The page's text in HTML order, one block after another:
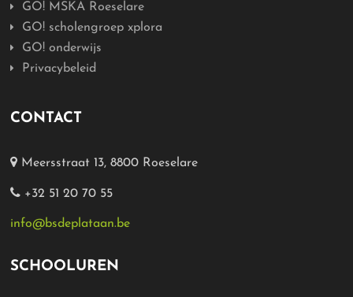
GO! MSKA Roeselare
GO! scholengroep xplora
GO! onderwijs
Privacybeleid
CONTACT
Meersstraat 13, 8800 Roeselare
+32 51 20 70 55
info@bsdeplataan.be
SCHOOLUREN